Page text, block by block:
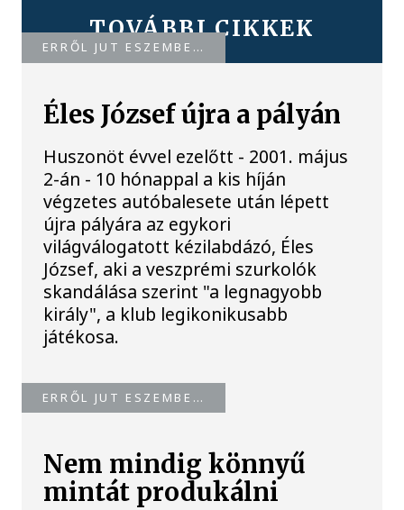
TOVÁBBI CIKKEK
ERRŐL JUT ESZEMBE…
Éles József újra a pályán
Huszonöt évvel ezelőtt - 2001. május
2-án - 10 hónappal a kis híján
végzetes autóbalesete után lépett
újra pályára az egykori
világválogatott kézilabdázó, Éles
József, aki a veszprémi szurkolók
skandálása szerint "a legnagyobb
király", a klub legikonikusabb
játékosa.
ERRŐL JUT ESZEMBE…
Nem mindig könnyű
mintát produkálni